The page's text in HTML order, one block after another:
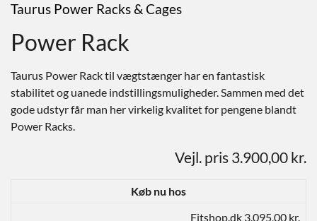
Taurus Power Racks & Cages
Power Rack
Taurus Power Rack til vægtstænger har en fantastisk
stabilitet og uanede indstillingsmuligheder. Sammen med det
gode udstyr får man her virkelig kvalitet for pengene blandt
Power Racks.
Vejl. pris 3.900,00 kr.
Køb nu hos
Fitshop.dk 3.095,00 kr.